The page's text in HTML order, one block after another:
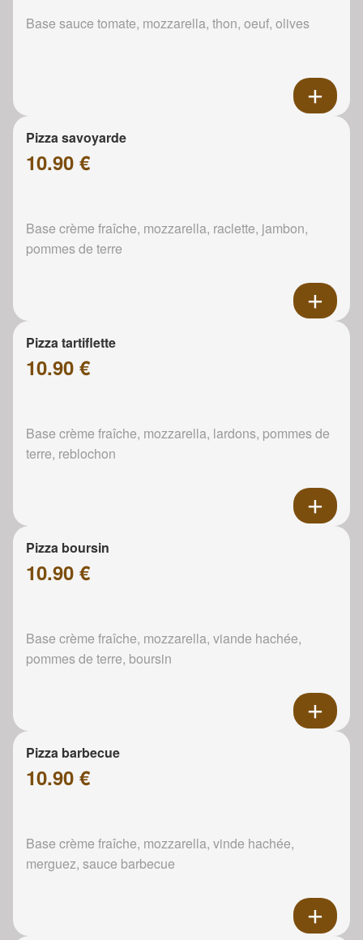
Base sauce tomate, mozzarella, thon, oeuf, olives
Pizza savoyarde
10.90 €
Base crème fraîche, mozzarella, raclette, jambon,
pommes de terre
Pizza tartiflette
10.90 €
Base crème fraîche, mozzarella, lardons, pommes de
terre, reblochon
Pizza boursin
10.90 €
Base crème fraîche, mozzarella, viande hachée,
pommes de terre, boursin
Pizza barbecue
10.90 €
Base crème fraîche, mozzarella, vinde hachée,
merguez, sauce barbecue